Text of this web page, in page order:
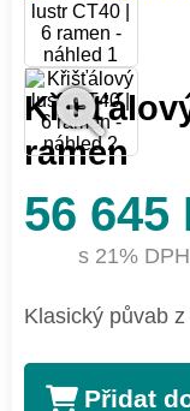
ramen
56 645
s 21% DPH
Klasický půvab z
Přidat